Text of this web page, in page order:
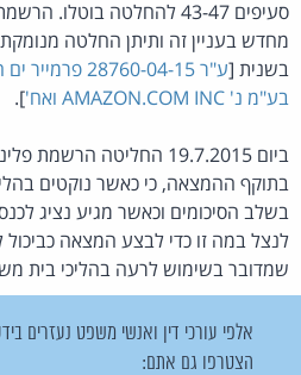
סעיפים 43-47 להחלטה
מחדש בעניין זה ותיתן החלטה
בשנית [
ע"ר 28760-04-
בע"מ נ' AMAZON.COM INC ואח'
].
ביום 19.7.2015 החליטה
בתוקף ההמצאה, כי כאשר נוקטים
בשלב הסיכומים וכאשר מגיע נציג
לנצל במה זו כדי לבצע המצאה כביכול
שמדובר בשימוש לרעה בהליכי בית
אלפי עורכי דין ואנשי משפט נעזרים
הצטרפו גם אתם: